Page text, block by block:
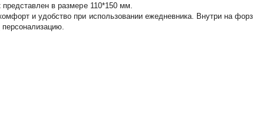
в размере 110*150 мм.
и удобство при использовании ежедневника. Внутри на